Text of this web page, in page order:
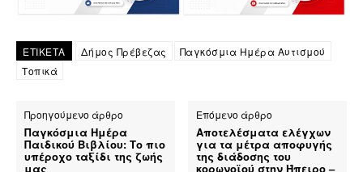
ΕΤΙΚΕΤΑ Δήμος Πρέβεζας
Παγκόσμια Ημέρα Αυτισμού
Τοπικά
Προηγούμενο άρθρο
Παγκόσμια Ημέρα
Παιδικού Βιβλίου: Το πιο
υπέροχο ταξίδι της ζωής
μας
Επόμενο άρθρο
Αποτελέσματα ελέγχων
για τα μέτρα αποφυγής
της διάδοσης του
κορωνοϊού στην Ήπειρο –